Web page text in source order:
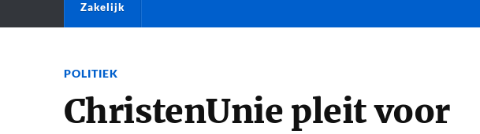
Zakelijk
POLITIEK
ChristenUnie pleit voor